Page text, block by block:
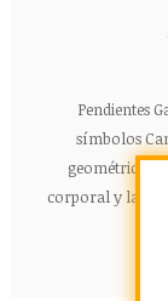
Pendientes
símbolos
geométricas
corporal y la